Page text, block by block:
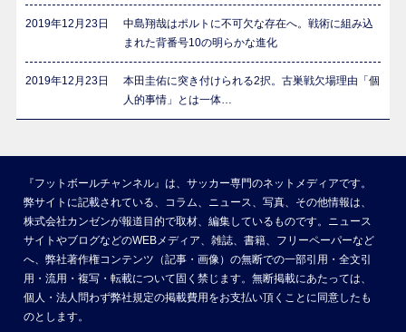
2019年12月23日
中島翔哉はポルトに不可欠な存在へ。戦術に組み込
まれた背番号10の明らかな進化
2019年12月23日
本田圭佑に突き付けられる2択。古巣戦欠場理由「個
人的事情」とは一体…
『フットボールチャンネル』は、サッカー専門のネットメディアです。
弊サイトに記載されている、コラム、ニュース、写真、その他情報は、
株式会社カンゼンが報道目的で取材、編集しているものです。ニュース
サイトやブログなどのWEBメディア、雑誌、書籍、フリーペーパーなど
へ、弊社著作権コンテンツ（記事・画像）の無断での一部引用・全文引
用・流用・複写・転載について固く禁じます。無断掲載にあたっては、
個人・法人問わず弊社規定の掲載費用をお支払い頂くことに同意したも
のとします。